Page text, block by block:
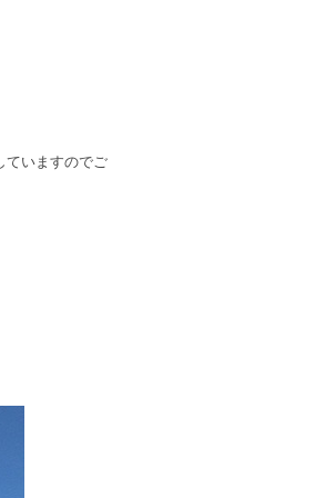
ていますのでご